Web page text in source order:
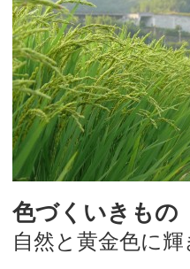
色づくいきもの
自然と黄金色に